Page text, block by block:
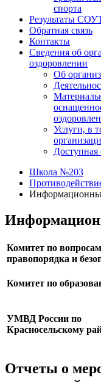
спорта
Результаты
Обратная связь
Контакты
Сведения об
оздоровлении
Об
Услуги, в
Доступная
Школа №203
Комитет по
правопорядка и
Комитет по
УМВД России по
Красносельскому
Отчеты о